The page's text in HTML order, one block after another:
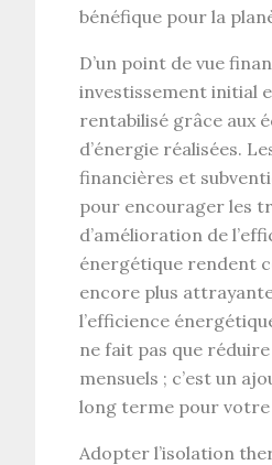
bénéfique pour la
D’un point de vue
investissement initial
rentabilisé grâce aux
d’énergie réalisées.
financières et
pour encourager les
d’amélioration de
énergétique rendent
encore plus
l’efficience
ne fait pas que
mensuels ; c’est un
long terme pour
Adopter l’isolation